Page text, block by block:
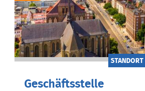
STANDORT
Geschäftsstelle